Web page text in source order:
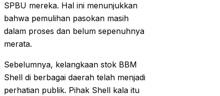
SPBU mereka. Hal ini menunjukkan
bahwa pemulihan pasokan masih
dalam proses dan belum sepenuhnya
merata.
Sebelumnya, kelangkaan stok BBM
Shell di berbagai daerah telah menjadi
perhatian publik. Pihak Shell kala itu